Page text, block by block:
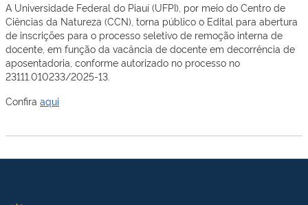
A Universidade Federal do Piauí (UFPI), por meio do Centro de
Ciências da Natureza (CCN), torna público o Edital para abertura
de inscrições para o processo seletivo de remoção interna de
docente, em função da vacância de docente em decorrência de
aposentadoria, conforme autorizado no processo no
23111.010233/2025-13.
Confira aqui